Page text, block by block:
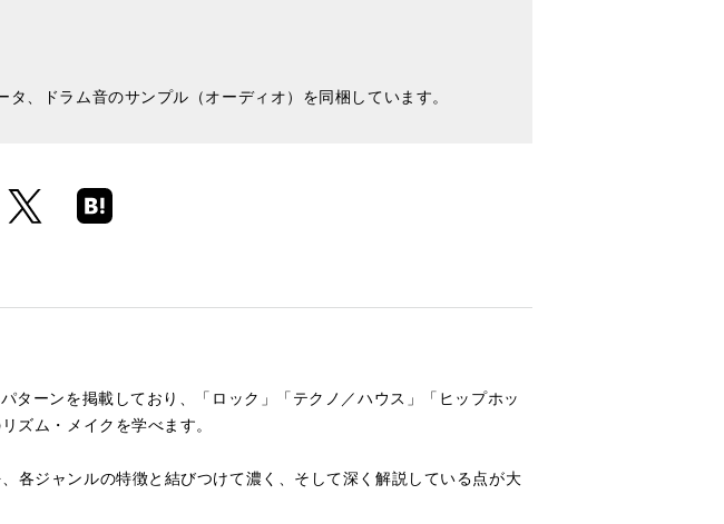
、ドラム音のサンプル（オーディオ）を同梱しています。
Hatena
Boo
ターンを掲載しており、「ロック」「テクノ／ハウス」「ヒップホッ
ズム・メイクを学べます。
各ジャンルの特徴と結びつけて濃く、そして深く解説している点が大